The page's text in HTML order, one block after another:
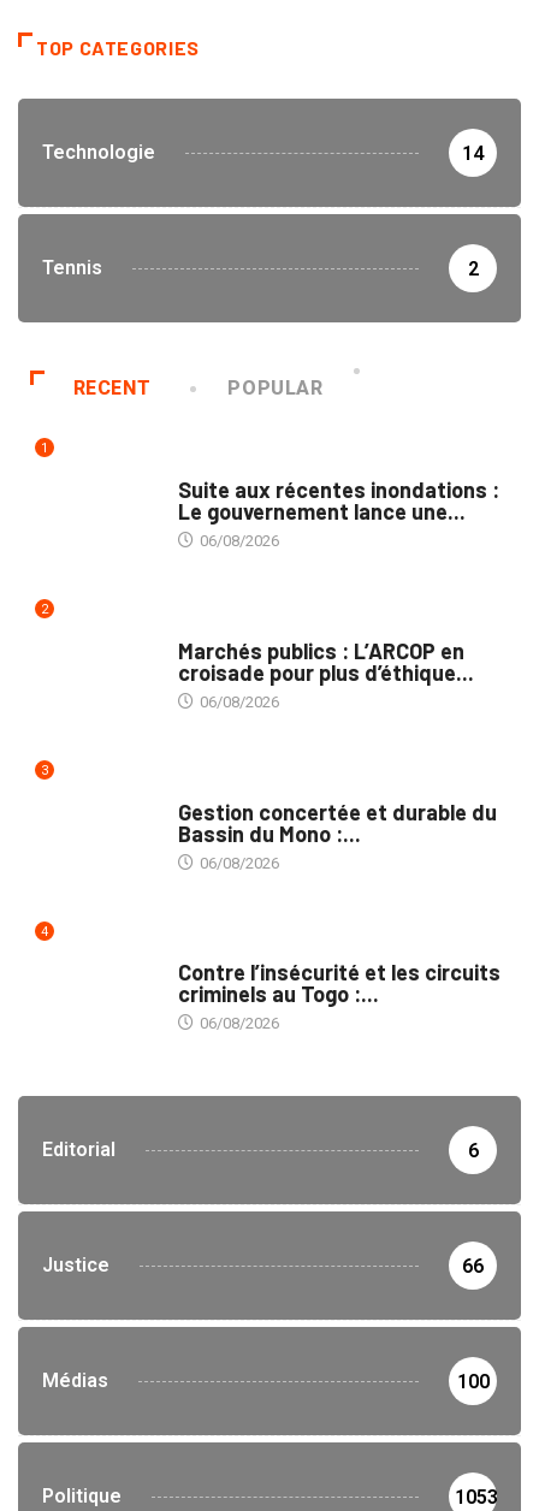
TOP CATEGORIES
Technologie 14
Tennis 2
RECENT POPULAR
1
Suite aux récentes inondations :
Le gouvernement lance une...
06/08/2026
2
Marchés publics : L’ARCOP en
croisade pour plus d’éthique...
06/08/2026
3
Gestion concertée et durable du
Bassin du Mono :...
06/08/2026
4
Contre l’insécurité et les circuits
criminels au Togo :...
06/08/2026
Editorial 6
Justice 66
Médias 100
Politique 1053